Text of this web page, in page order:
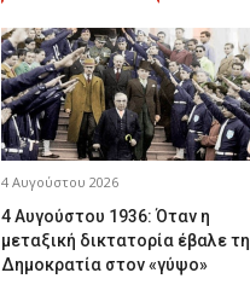
4 Αυγούστου 2026
4 Αυγούστου 1936: Όταν η
μεταξική δικτατορία έβαλε τη
Δημοκρατία στον «γύψο»